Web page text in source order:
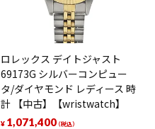
ロレックス デイトジャスト
69173G シルバーコンピュー
タ/ダイヤモンド レディース 時
計 【中古】【wristwatch】
¥ 1,071,400（税込）